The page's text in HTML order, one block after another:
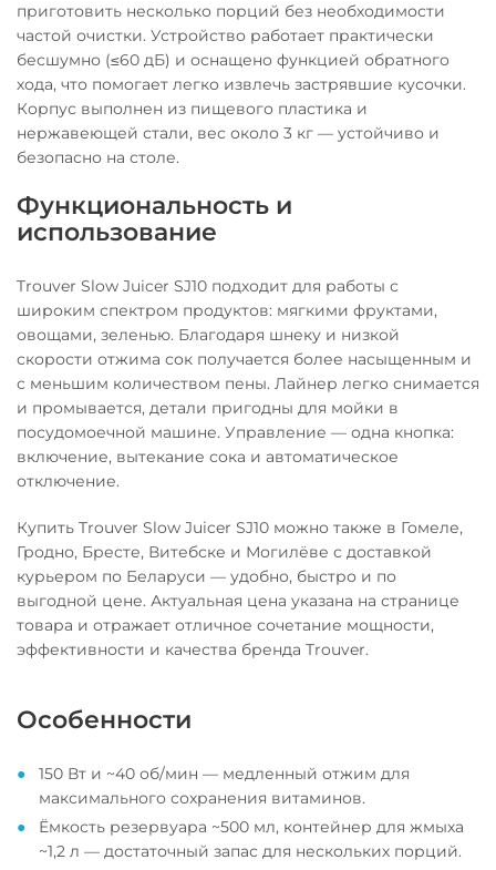
приготовить несколько порций без необходимости
частой очистки. Устройство работает практически
бесшумно (≤60 дБ) и оснащено функцией обратного
хода, что помогает легко извлечь застрявшие кусочки.
Корпус выполнен из пищевого пластика и
нержавеющей стали, вес около 3 кг — устойчиво и
безопасно на столе.
Функциональность и
использование
Trouver Slow Juicer SJ10 подходит для работы с
широким спектром продуктов: мягкими фруктами,
овощами, зеленью. Благодаря шнеку и низкой
скорости отжима сок получается более насыщенным и
с меньшим количеством пены. Лайнер легко снимается
и промывается, детали пригодны для мойки в
посудомоечной машине. Управление — одна кнопка:
включение, вытекание сока и автоматическое
отключение.
Купить Trouver Slow Juicer SJ10 можно также в Гомеле,
Гродно, Бресте, Витебске и Могилёве с доставкой
курьером по Беларуси — удобно, быстро и по
выгодной цене. Актуальная цена указана на странице
товара и отражает отличное сочетание мощности,
эффективности и качества бренда Trouver.
Особенности
150 Вт и ~40 об/мин — медленный отжим для
максимального сохранения витаминов.
Ёмкость резервуара ~500 мл, контейнер для жмыха
~1,2 л — достаточный запас для нескольких порций.